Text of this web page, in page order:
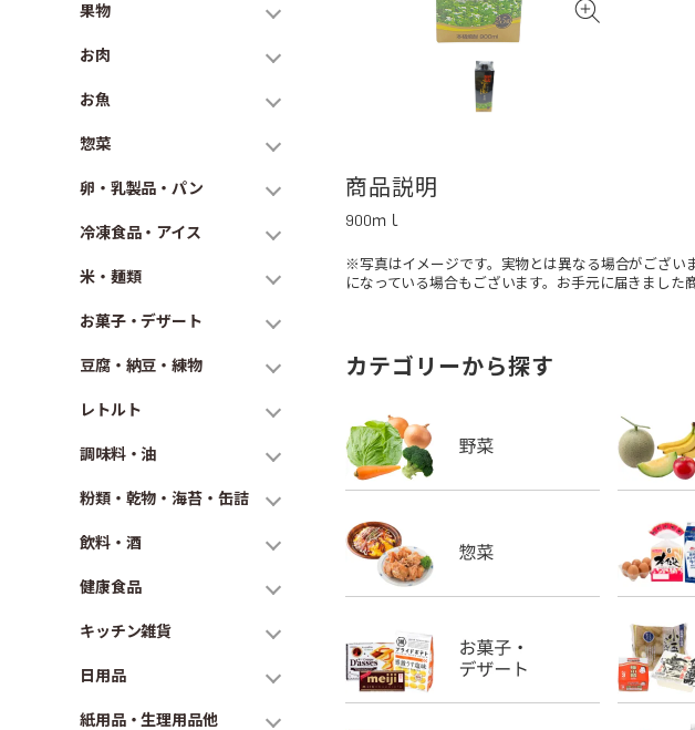
果物
お肉
お魚
惣菜
卵・乳製品・パン
冷凍食品・アイス
米・麺類
お菓子・デザート
豆腐・納豆・練物
レトルト
調味料・油
粉類・乾物・海苔・缶詰
飲料・酒
健康食品
キッチン雑貨
日用品
紙用品・生理用品他
商品説明
900ｍｌ
※写真はイメージです。実物とは異なる場合がござ
になっている場合もございます。お手元に届きました
カテゴリーから探す